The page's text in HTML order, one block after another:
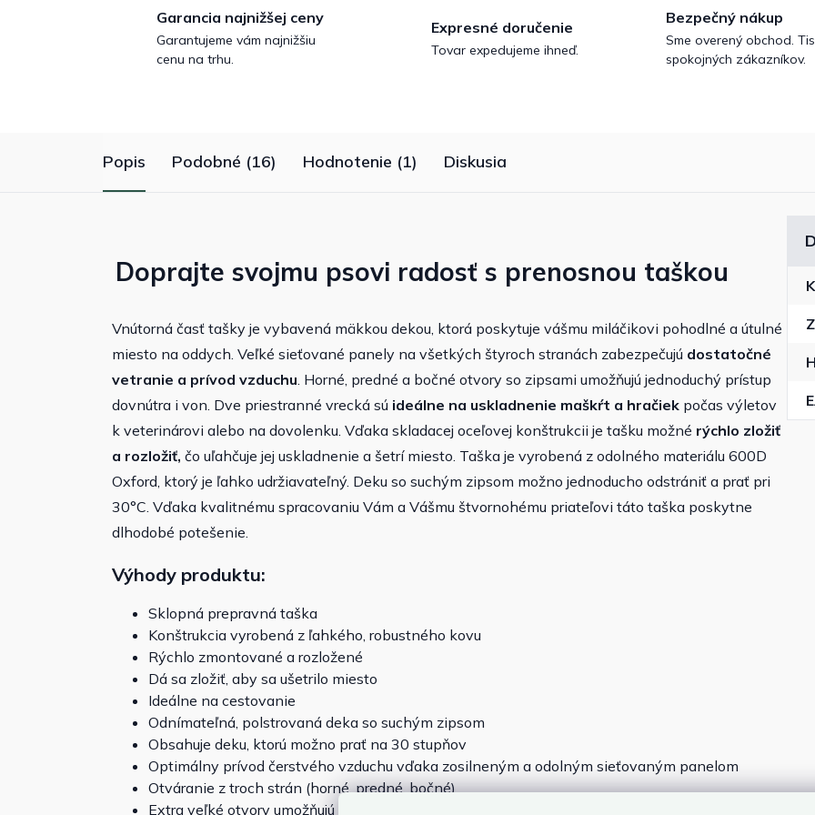
Garancia najnižšej ceny
Garantujeme vám najnižšiu
cenu na trhu.
Expresné doručenie
Tovar expedujeme ihneď.
Bezpečný nákup
Sme overený obchod.
spokojných zákazníkov.
Popis Podobné (16) Hodnotenie (1) Diskusia
Doprajte svojmu psovi radosť s prenosnou taškou
Vnútorná časť tašky je vybavená mäkkou dekou, ktorá poskytuje vášmu miláčikovi pohodlné a útulné
miesto na oddych. Veľké sieťované panely na všetkých štyroch stranách zabezpečujú dostatočné
vetranie a prívod vzduchu. Horné, predné a bočné otvory so zipsami umožňujú jednoduchý prístup
dovnútra i von. Dve priestranné vrecká sú ideálne na uskladnenie maškŕt a hračiek počas výletov
k veterinárovi alebo na dovolenku. Vďaka skladacej oceľovej konštrukcii je tašku možné rýchlo zložiť
a rozložiť, čo uľahčuje jej uskladnenie a šetrí miesto. Taška je vyrobená z odolného materiálu 600D
Oxford, ktorý je ľahko udržiavateľný. Deku so suchým zipsom možno jednoducho odstrániť a prať pri
30°C. Vďaka kvalitnému spracovaniu Vám a Vášmu štvornohému priateľovi táto taška poskytne
dlhodobé potešenie.
Výhody produktu:
Sklopná prepravná taška
Konštrukcia vyrobená z ľahkého, robustného kovu
Rýchlo zmontované a rozložené
Dá sa zložiť, aby sa ušetrilo miesto
Ideálne na cestovanie
Odnímateľná, polstrovaná deka so suchým zipsom
Obsahuje deku, ktorú možno prať na 30 stupňov
Optimálny prívod čerstvého vzduchu vďaka zosilneným a odolným sieťovaným panelom
Otváranie z troch strán (horné, predné, bočné)
Extra veľké otvory umožňujú rýchly a jednoduchý vstup